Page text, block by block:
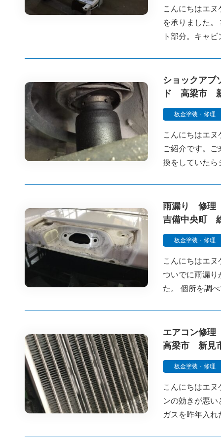
こんにちはエ
を承りました
ト部分。キャ
ショックア
ド 高梁市
板金塗装・修理
こんにちはエ
ご紹介です。
換をしていた
雨漏り 修
吉備中央町
板金塗装・修理
こんにちはエ
ついでに雨漏り
た。 個所を調
エアコン修
高梁市 新見
板金塗装・修理
こんにちはエ
ンの効きが悪
ガスを昨年入